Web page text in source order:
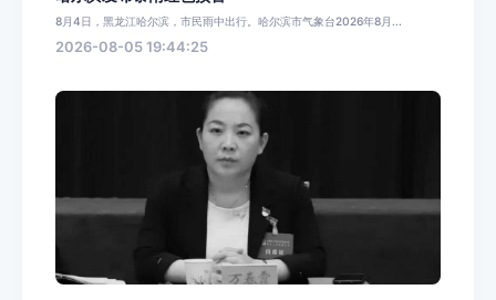
8月4日，黑龙江哈尔滨，市民雨中出行。哈尔滨市气象台2026年8月...
2026-08-05 19:44:25